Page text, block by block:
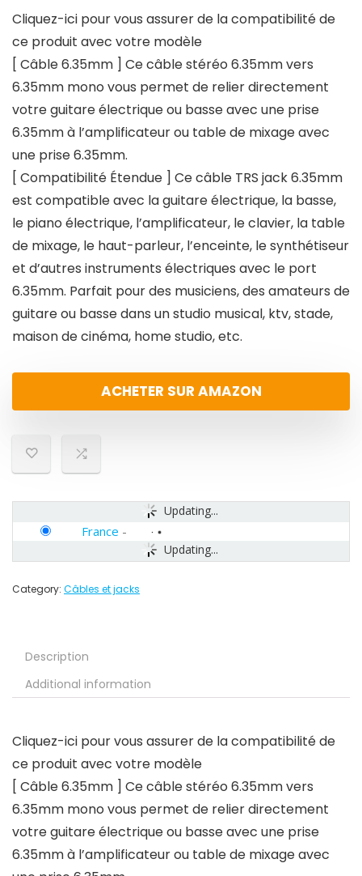
Cliquez-ici pour vous assurer de la compatibilité de
ce produit avec votre modèle
[ Câble 6.35mm ] Ce câble stéréo 6.35mm vers
6.35mm mono vous permet de relier directement
votre guitare électrique ou basse avec une prise
6.35mm à l’amplificateur ou table de mixage avec
une prise 6.35mm.
[ Compatibilité Étendue ] Ce câble TRS jack 6.35mm
est compatible avec la guitare électrique, la basse,
le piano électrique, l’amplificateur, le clavier, la table
de mixage, le haut-parleur, l’enceinte, le synthétiseur
et d’autres instruments électriques avec le port
6.35mm. Parfait pour des musiciens, des amateurs de
guitare ou basse dans un studio musical, ktv, stade,
maison de cinéma, home studio, etc.
ACHETER SUR AMAZON
Updating...
Updating...
France -
Category: Câbles et jacks
Description
Additional information
Cliquez-ici pour vous assurer de la compatibilité de
ce produit avec votre modèle
[ Câble 6.35mm ] Ce câble stéréo 6.35mm vers
6.35mm mono vous permet de relier directement
votre guitare électrique ou basse avec une prise
6.35mm à l’amplificateur ou table de mixage avec